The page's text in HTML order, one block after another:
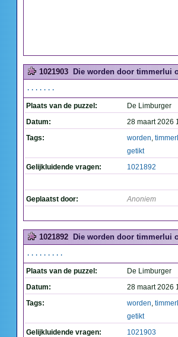
1021903 Die worden door timmerlui
.......
Plaats van de puzzel:
De Limburger
Datum:
28 maart 2026
Tags:
worden,
getikt
Gelijkluidende vragen:
1021892
Geplaatst door: Anoniem
1021892 Die worden door timmerlui
.........
Plaats van de puzzel:
De Limburger
Datum:
28 maart 2026
Tags:
worden,
getikt
Gelijkluidende vragen:
1021903